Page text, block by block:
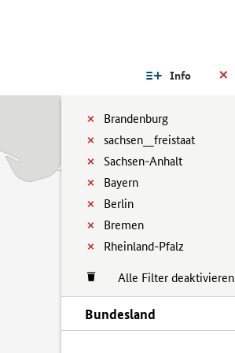
Info
Brandenburg
sachsen__freistaat
Sachsen-Anhalt
Bayern
Berlin
Bremen
Rheinland-Pfalz
Alle Filter deaktivieren
Bundesland